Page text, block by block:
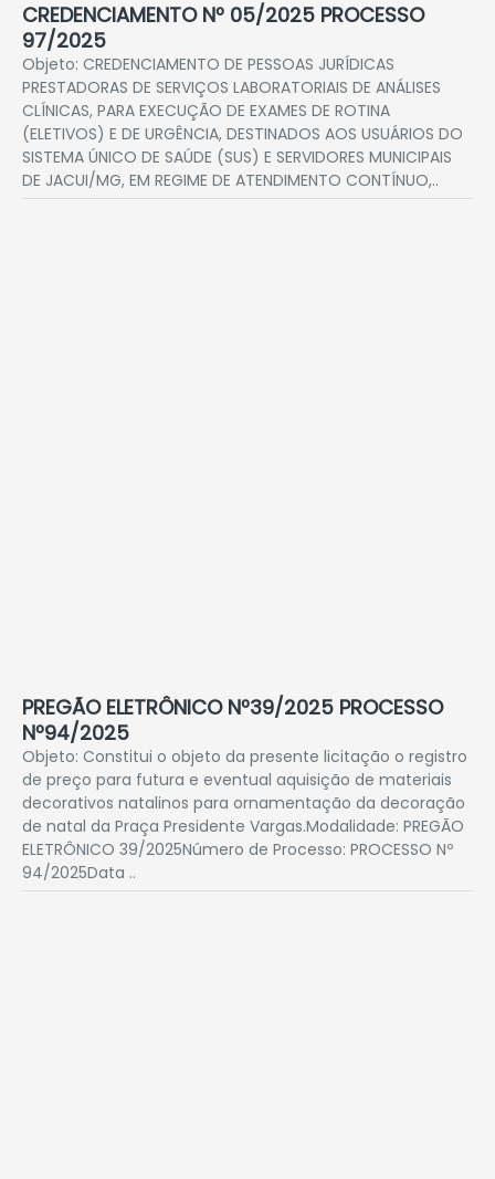
CREDENCIAMENTO Nº 05/2025 PROCESSO
97/2025
Objeto: CREDENCIAMENTO DE PESSOAS JURÍDICAS
PRESTADORAS DE SERVIÇOS LABORATORIAIS DE ANÁLISES
CLÍNICAS, PARA EXECUÇÃO DE EXAMES DE ROTINA
(ELETIVOS) E DE URGÊNCIA, DESTINADOS AOS USUÁRIOS DO
SISTEMA ÚNICO DE SAÚDE (SUS) E SERVIDORES MUNICIPAIS
DE JACUI/MG, EM REGIME DE ATENDIMENTO CONTÍNUO,..
PREGÃO ELETRÔNICO Nº39/2025 PROCESSO
Nº94/2025
Objeto: Constitui o objeto da presente licitação o registro
de preço para futura e eventual aquisição de materiais
decorativos natalinos para ornamentação da decoração
de natal da Praça Presidente Vargas.Modalidade: PREGÃO
ELETRÔNICO 39/2025Número de Processo: PROCESSO Nº
94/2025Data ..